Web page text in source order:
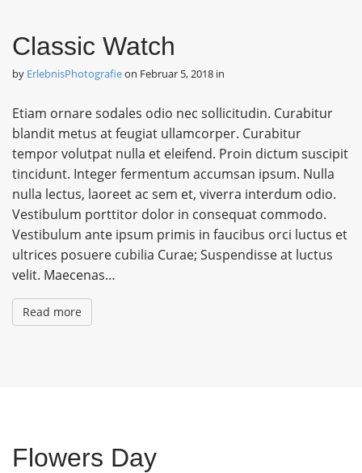
Classic Watch
by ErlebnisPhotografieon Februar 5, 2018 in
Etiam ornare sodales odio nec sollicitudin. Curabitur
blandit metus at feugiat ullamcorper. Curabitur
tempor volutpat nulla et eleifend. Proin dictum suscipit
tincidunt. Integer fermentum accumsan ipsum. Nulla
nulla lectus, laoreet ac sem et, viverra interdum odio.
Vestibulum porttitor dolor in consequat commodo.
Vestibulum ante ipsum primis in faucibus orci luctus et
ultrices posuere cubilia Curae; Suspendisse at luctus
velit. Maecenas…
Read more
Flowers Day